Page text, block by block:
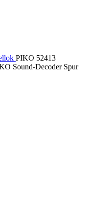
PIKO 52413
Sound-Decoder Spur